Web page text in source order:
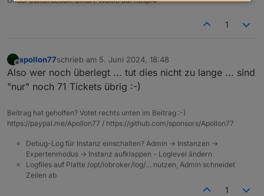
https://usertreffen.iobroker.in
Vortrag halten möchte meldet sich bitte mit dem
Wir freuen uns auf Euch!
Euer ioBroker Team
1
apollon77schrieb am 5. Juni 2024, 18:48
zuletzt editiert von
Also wer noch überlegt ... tut dies nicht zu lange ... sind
"nur" noch 71 Tickets übrig :-)
Beitrag hat geholfen? Votet rechts unten im Beitrag :-)
https://paypal.me/Apollon77 / https://github.com/sponsors/Apollon77
Debug-Log für Instanz einschalten? Admin -> Instanzen ->
Expertenmodus -> Instanz aufklappen - Loglevel ändern
Logfiles auf Platte /opt/iobroker/log/… nutzen, Admin schneidet
Zeilen ab
1